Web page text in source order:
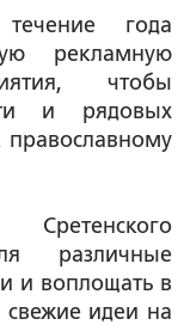
года
рекламную
чтобы
и рядовых
православному
различные
и воплощать в
идеи на